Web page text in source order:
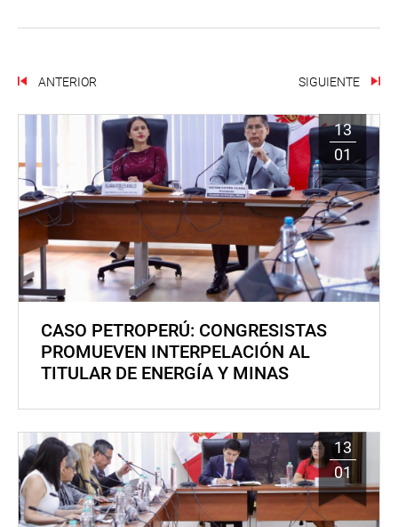
ANTERIOR SIGUIENTE
13
01
CASO PETROPERÚ: CONGRESISTAS
PROMUEVEN INTERPELACIÓN AL
TITULAR DE ENERGÍA Y MINAS
13
01